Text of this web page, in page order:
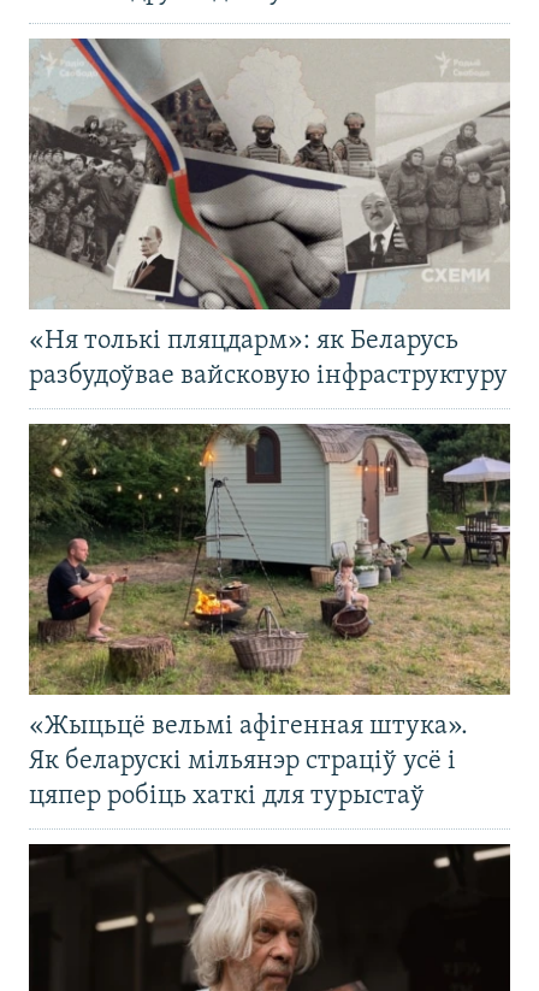
«Ня толькі пляцдарм»: як Беларусь
разбудоўвае вайсковую інфраструктуру
«Жыцьцё вельмі афігенная штука».
Як беларускі мільянэр страціў усё і
цяпер робіць хаткі для турыстаў